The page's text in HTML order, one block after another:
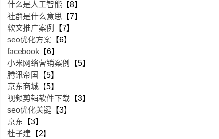
什么是人工智能 【8】
社群是什么意思 【7】
软文推广案例
【7】
seo优化方案 【6】
facebook 【6】
小米网络营销案例
【5】
腾讯帝国
【5】
京东商城 【5】
视频剪辑软件下载 【3】
seo优化关键 【3】
京东 【3】
杜子建 【2】